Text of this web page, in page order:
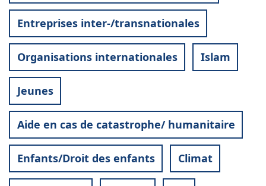
Entreprises inter-/transnationales
Organisations internationales Islam
Jeunes
Aide en cas de catastrophe/ humanitaire
Enfants/Droit des enfants Climat